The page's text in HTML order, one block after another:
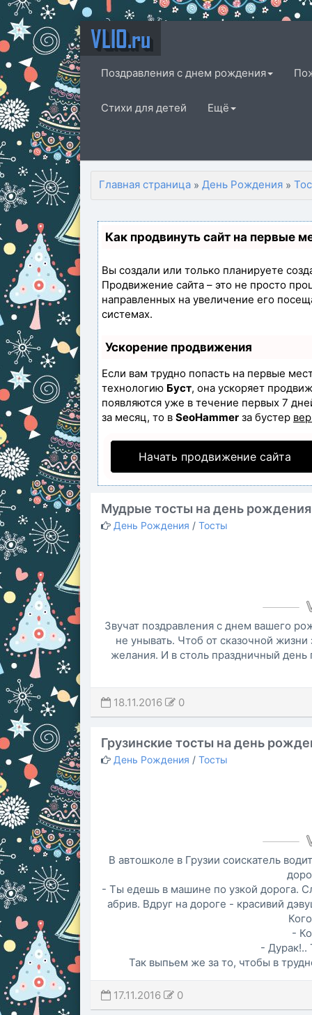
VLIO.ru
Поздравления с днем рождения
Стихи для детей Ещё
Главная страница » День Рождения »
Как продвинуть сайт на первые
Вы создали или только планируете
Продвижение сайта – это не просто
направленных на увеличение его
системах.
Ускорение продвижения
Если вам трудно попасть на первые
технологию Буст, она ускоряет
появляются уже в течение первых 7
за месяц, то в SeoHammer за бустер
Начать продвижение сайта
Мудрые тосты на день рождения
День Рождения / Тосты
Звучат поздравления с днем вашего
не унывать. Чтоб от сказочной
желания. И в столь праздничный
18.11.2016 0
Грузинские тосты на день
День Рождения / Тосты
В автошколе в Грузии соискатель
- Ты едешь в машине по узкой дорога.
абpив. Вдруг на дороге - кpасивий
-
- Дурак!..
Так выпьем же за то, чтобы в
17.11.2016 0